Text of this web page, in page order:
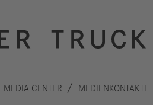
MEDIA CENTER MEDIENKONTAKTE